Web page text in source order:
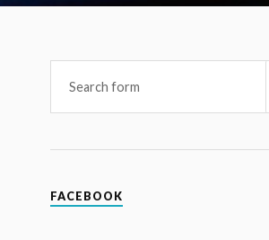
FACEBOOK